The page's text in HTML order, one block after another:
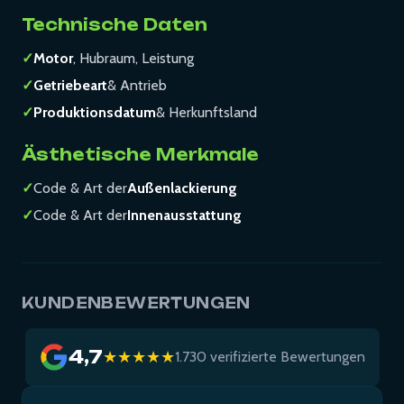
Technische Daten
✓Motor, Hubraum, Leistung
✓Getriebeart& Antrieb
✓Produktionsdatum& Herkunftsland
Ästhetische Merkmale
✓Code & Art derAußenlackierung
✓Code & Art derInnenausstattung
KUNDENBEWERTUNGEN
4,7★★★★★1.730 verifizierte Bewertungen